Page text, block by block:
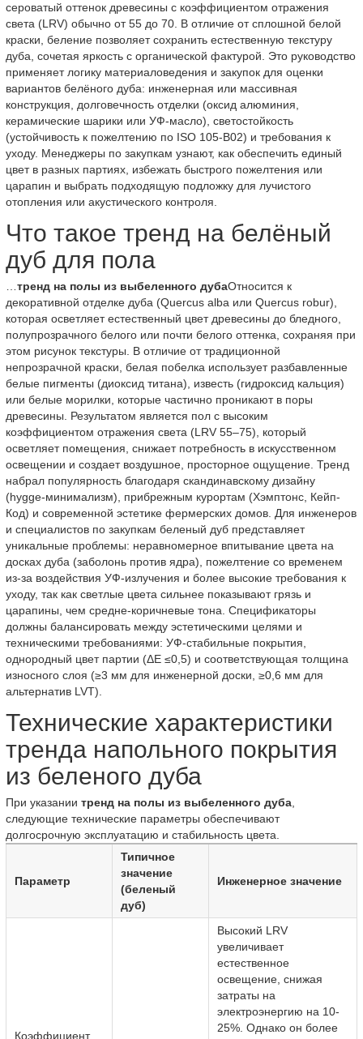
сероватый оттенок древесины с коэффициентом отражения
света (LRV) обычно от 55 до 70. В отличие от сплошной белой
краски, беление позволяет сохранить естественную текстуру
дуба, сочетая яркость с органической фактурой. Это руководство
применяет логику материаловедения и закупок для оценки
вариантов белёного дуба: инженерная или массивная
конструкция, долговечность отделки (оксид алюминия,
керамические шарики или УФ-масло), светостойкость
(устойчивость к пожелтению по ISO 105-B02) и требования к
уходу. Менеджеры по закупкам узнают, как обеспечить единый
цвет в разных партиях, избежать быстрого пожелтения или
царапин и выбрать подходящую подложку для лучистого
отопления или акустического контроля.
Что такое тренд на белёный
дуб для пола
тренд на полы из выбеленного дубаОтносится к
декоративной отделке дуба (Quercus alba или Quercus robur),
которая осветляет естественный цвет древесины до бледного,
полупрозрачного белого или почти белого оттенка, сохраняя при
этом рисунок текстуры. В отличие от традиционной
непрозрачной краски, белая побелка использует разбавленные
белые пигменты (диоксид титана), известь (гидроксид кальция)
или белые морилки, которые частично проникают в поры
древесины. Результатом является пол с высоким
коэффициентом отражения света (LRV 55–75), который
осветляет помещения, снижает потребность в искусственном
освещении и создает воздушное, просторное ощущение. Тренд
набрал популярность благодаря скандинавскому дизайну
(hygge-минимализм), прибрежным курортам (Хэмптонс, Кейп-
Код) и современной эстетике фермерских домов. Для инженеров
и специалистов по закупкам беленый дуб представляет
уникальные проблемы: неравномерное впитывание цвета на
досках дуба (заболонь против ядра), пожелтение со временем
из-за воздействия УФ-излучения и более высокие требования к
уходу, так как светлые цвета сильнее показывают грязь и
царапины, чем средне-коричневые тона. Спецификаторы
должны балансировать между эстетическими целями и
техническими требованиями: УФ-стабильные покрытия,
однородный цвет партии (ΔE ≤0,5) и соответствующая толщина
износного слоя (≥3 мм для инженерной доски, ≥0,6 мм для
альтернатив LVT).
Технические характеристики
тренда напольного покрытия
из беленого дуба
При указании тренд на полы из выбеленного дуба
следующие технические параметры обеспечивают
долгосрочную эксплуатацию и стабильность цвета.
Параметр
Типичное
значение
(беленый
дуб)
Инженерное значение
Коэффициент
Высокий LRV
увеличивает
естественное
освещение, снижая
затраты на
электроэнергию на 10-
25%. Однако он более